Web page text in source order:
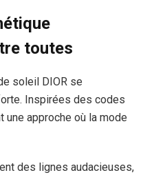
toutes
soleil DIOR se
Inspirées des codes
approche où la mode
des lignes audacieuses,